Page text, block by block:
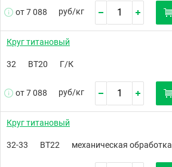
от 7 088 руб/кг
Круг титановый
32 ВТ20 Г/К
от 7 088 руб/кг
Круг титановый
32-33 ВТ22 механическая обработка